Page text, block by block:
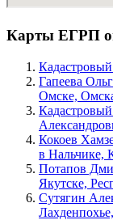
Карты ЕГРП
Гапеева
Омске,
Кокоев
в Нальчике,
Потапов
Якутске,
Сутягин